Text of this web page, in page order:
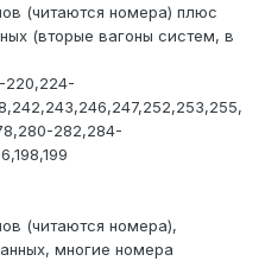
(читаются номера) плюс
(вторые вагоны систем, в
220,224-
282,284-
(читаются номера),
многие номера